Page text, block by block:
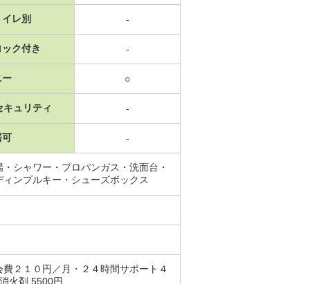
レ別 -
ク付き -
ー ○
キュリティ -
可 -
シャワー・プロパンガス・洗面台・
ンプルキー・シューズボックス
２１０円／月・２４時間サポート４
火剤 5500円